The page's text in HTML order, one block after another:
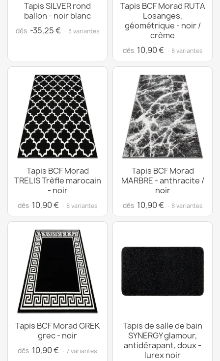
Tapis SILVER rond
ballon - noir blanc
dès -35,25 € · 3 variantes
Tapis BCF Morad RUTA
Losanges,
géométrique - noir /
crème
dès 10,90 € · 8 variantes
Tapis BCF Morad
TRELIS Trèfle marocain
- noir
dès 10,90 € · 8 variantes
Tapis BCF Morad
MARBRE - anthracite /
noir
dès 10,90 € · 8 variantes
Tapis BCF Morad GREK
grec - noir
dès 10,90 € · 7 variantes
Tapis de salle de bain
SYNERGY glamour,
antidérapant, doux -
lurex noir